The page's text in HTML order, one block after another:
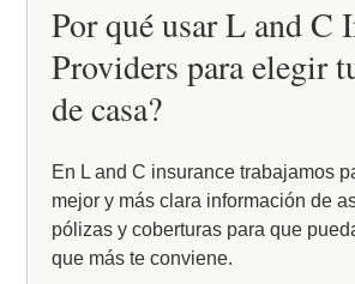
Por qué usar L and C
Providers para elegir
de casa?
En L and C insurance trabajamos
mejor y más clara información de
pólizas y coberturas para que
que más te conviene.